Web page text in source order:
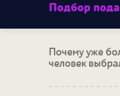
Подбор
Почему уже
человек